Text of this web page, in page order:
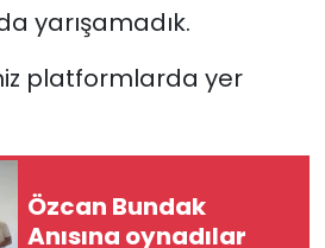
yarışamadık.
platformlarda yer
Özcan Bundak
Anısına oynadılar